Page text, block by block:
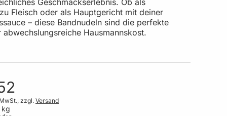
Fleisch oder als Hauptgericht mit deiner
– diese Bandnudeln sind die perfekte
abwechslungsreiche Hausmannskost.
zzgl. Versand